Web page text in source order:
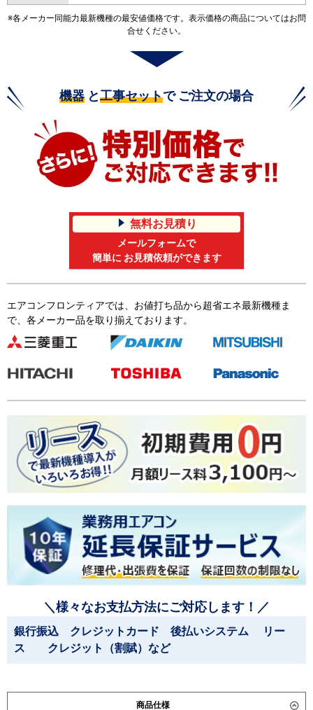
※各メーカー同能力最新機種の最安値価格です。表示価格の商品についてはお問
合せください。
機器 と工事セットで ご注文の場合
無料お見積り
メールフォームで
簡単に お見積依頼ができます
エアコンフロンティアでは、お値打ち品から超省エネ最新機種ま
で、各メーカー品を取り揃えております。
＼様々なお支払方法にご対応します！／
銀行振込 クレジットカード 後払いシステム リー
ス クレジット（割賦）など
商品仕様